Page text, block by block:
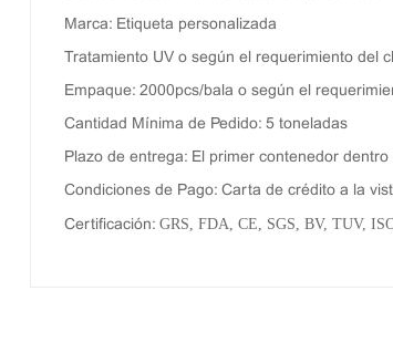
Marca: Etiqueta personalizada
Tratamiento UV o según el requerimiento del
Empaque: 2000pcs/bala o según el
Cantidad Mínima de Pedido: 5 toneladas
Plazo de entrega: El primer contenedor
Condiciones de Pago: Carta de crédito a la
Certificación: GRS, FDA, CE, SGS, BV, TUV,